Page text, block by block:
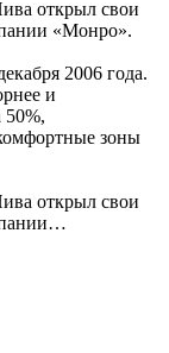
открыл свои
«Монро».
2006 года.
и
50%,
зоны
открыл свои